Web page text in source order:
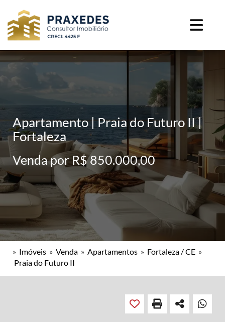
Apartamento | Praia do Futuro II |
Fortaleza
Venda por R$ 850.000,00
» Imóveis » Venda » Apartamentos » Fortaleza / CE »
Praia do Futuro II